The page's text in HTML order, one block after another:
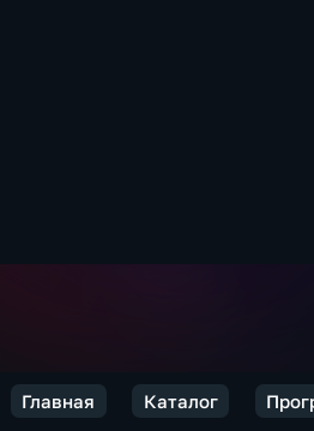
Главная Каталог